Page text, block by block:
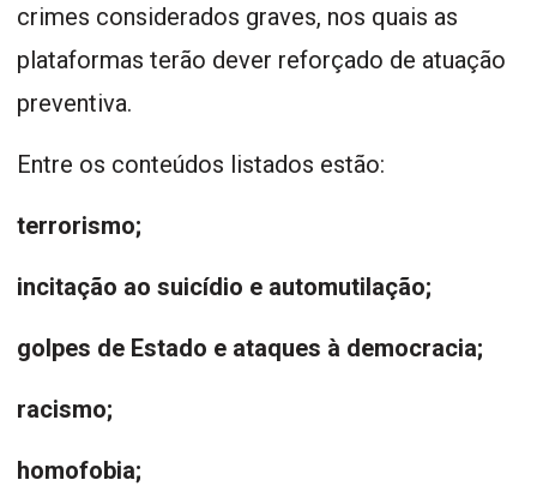
crimes considerados graves, nos quais as
plataformas terão dever reforçado de atuação
preventiva.
Entre os conteúdos listados estão:
terrorismo;
incitação ao suicídio e automutilação;
golpes de Estado e ataques à democracia;
racismo;
homofobia;